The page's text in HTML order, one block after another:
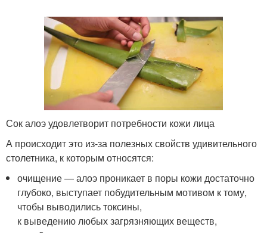
Сок алоэ удовлетворит потребности кожи лица
А происходит это из-за полезных свойств удивительного
столетника, к которым относятся:
очищение — алоэ проникает в поры кожи достаточно
глубоко, выступает побудительным мотивом к тому,
чтобы выводились токсины,
к выведению любых загрязняющих веществ,